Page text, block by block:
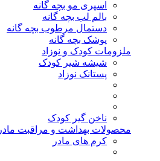
اسپری مو بچه گانه
بالم لب بچه گانه
دستمال مرطوب بچه گانه
پوشک بچه گانه
ملزومات کودک و نوزاد
شیشه شیر کودک
پستانک نوزاد
ناخن گیر کودک
محصولات بهداشت و مراقبت مادر
کرم های مادر